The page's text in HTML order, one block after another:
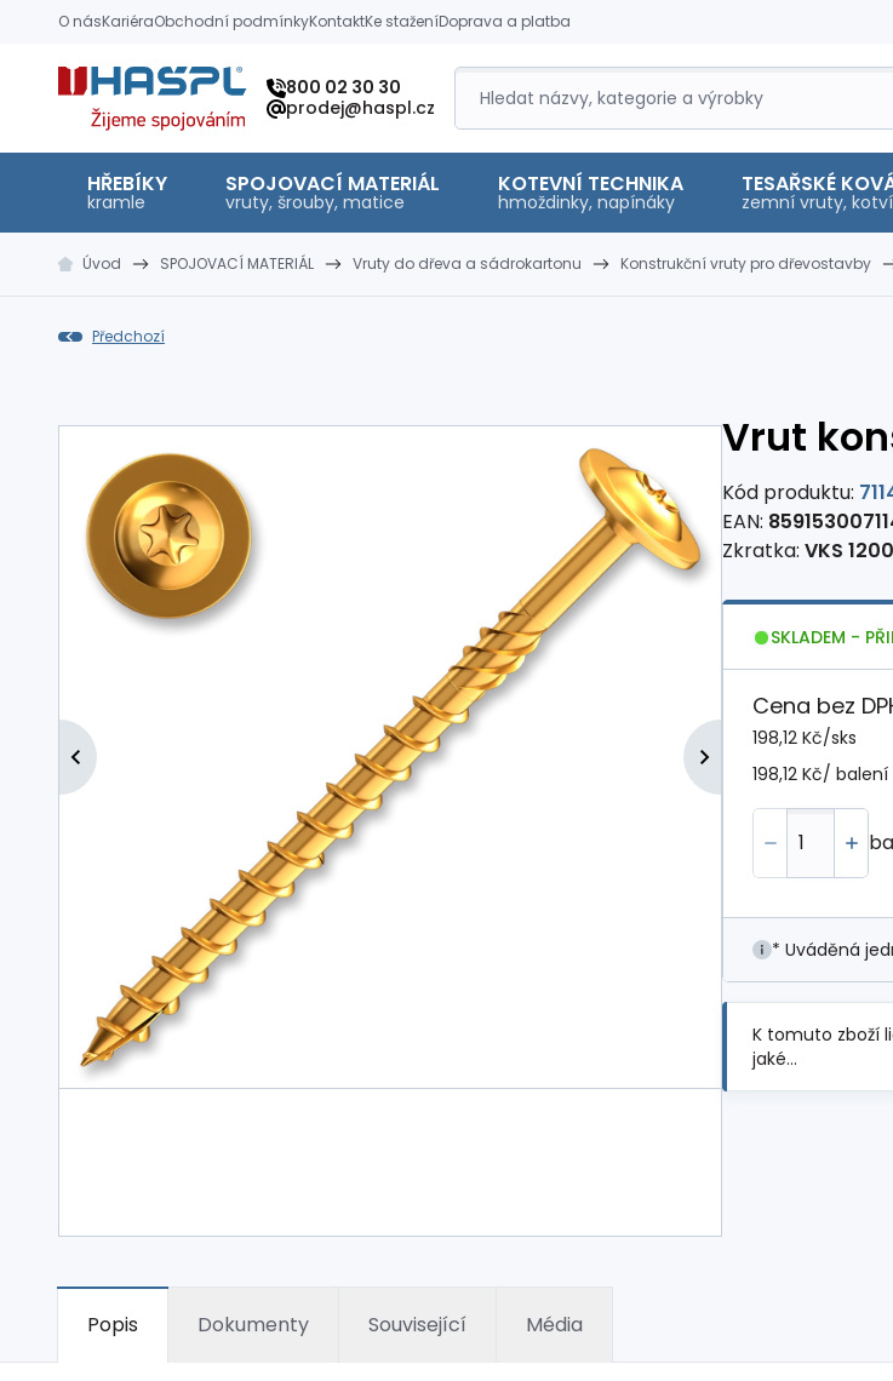
O násKariéraObchodní podmínkyKontaktKe staženíDoprava a platba
Hašpl
800 02 30 30
prodej@haspl.cz
HŘEBÍKY
kramle
SPOJOVACÍ MATERIÁL
vruty, šrouby, matice
KOTEVNÍ TECHNIKA
hmoždinky, napínáky
TESAŘSKÉ
zemní vruty,
Úvod SPOJOVACÍ MATERIÁL Vruty do dřeva a sádrokartonu Konstrukční vruty pro dřevostavby
Předchozí
Vrut
Kód produktu:
EAN:
Zkratka: VKS
SKLADEM -
Cena bez
198,12 Kč/sks
198,12 Kč/ balení
* Uváděná
K tomuto zboží
jaké…
Popis Dokumenty Související Média